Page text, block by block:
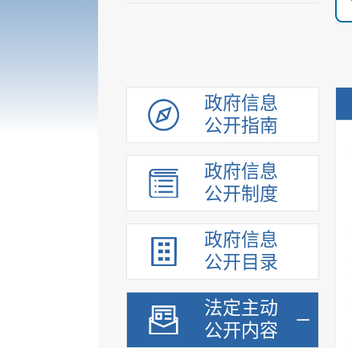
政府信息
公开指南
政府信息
公开制度
政府信息
公开目录
法定主动
公开内容